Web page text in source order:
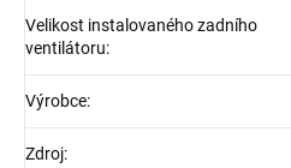
Velikost instalovaného zadního
ventilátoru:
Výrobce:
Zdroj: